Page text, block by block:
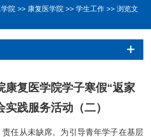
院 >> 康复医学院 >> 学生工作 >> 浏览文
康复医学院学子寒假“返家
实践服务活动（二）
责任从未缺席。为引导青年学子在基层